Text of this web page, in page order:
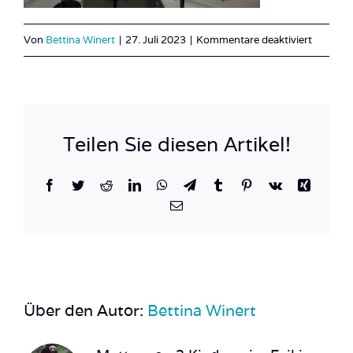
Von Bettina Winert | 27. Juli 2023 | Kommentare deaktiviertfür
Teilen Sie diesen Artikel!
Facebook
TwitterRedditLinkedInWhatsApp
TelegramTumblrPinterest
Vk
Xing
E-
Über den Autor: Bettina Winert